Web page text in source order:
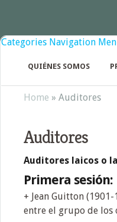
Categories Navigation
QUIÉNES SOMOS
Home » Auditores
Auditores
Auditores laicos o
Primera sesión:
+ Jean Guitton
entre el grupo de los